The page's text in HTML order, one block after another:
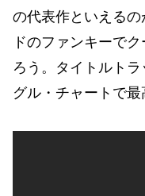
の代表作といえる
ドのファンキーで
ろう。タイトルト
グル・チャートで最